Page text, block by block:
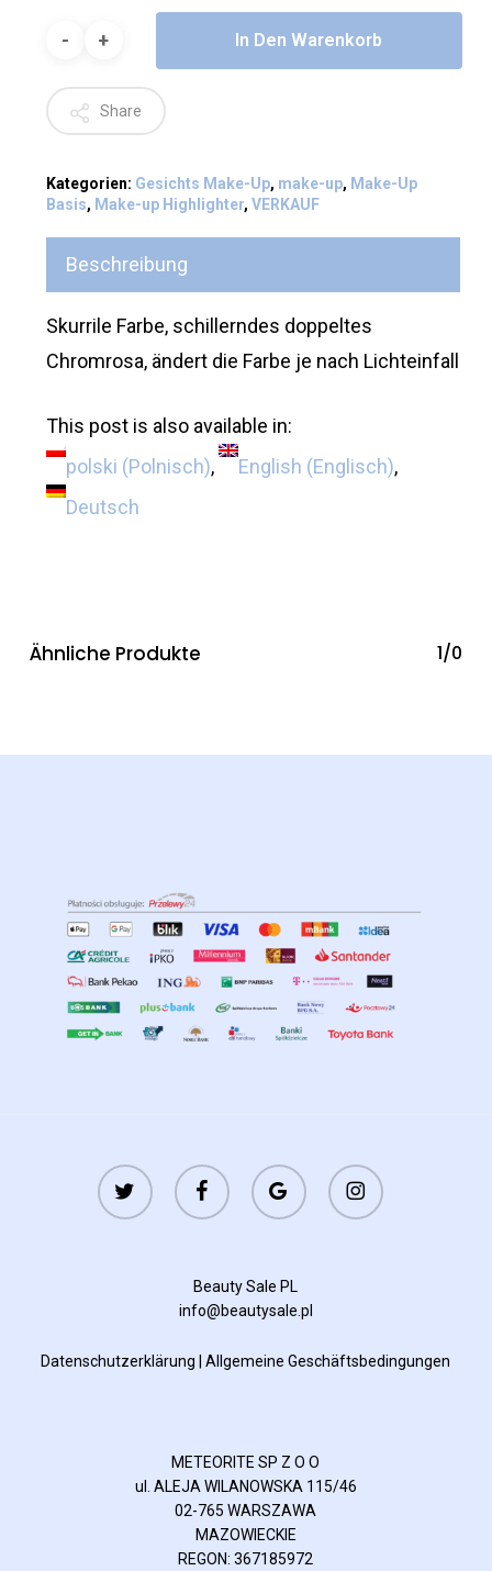
In Den Warenkorb
Share
Kategorien: Gesichts Make-Up, make-up, Make-Up
Basis, Make-up Highlighter, VERKAUF
Beschreibung
Skurrile Farbe, schillerndes doppeltes
Chromrosa, ändert die Farbe je nach Lichteinfall
This post is also available in:
polski (Polnisch) English (Englisch)
Deutsch
Ähnliche Produkte 1/0
twitter facebook
google-
plus
instagram
Beauty Sale PL
info@beautysale.pl
Datenschutzerklärung |Allgemeine Geschäftsbedingungen
METEORITE SP Z O O
ul. ALEJA WILANOWSKA 115/46
02-765 WARSZAWA
MAZOWIECKIE
REGON: 367185972